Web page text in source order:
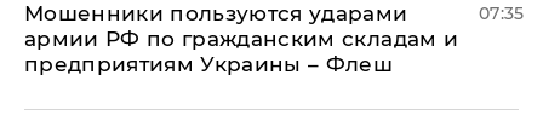
Мошенники пользуются ударами
армии РФ по гражданским складам и
предприятиям Украины – Флеш
07:35